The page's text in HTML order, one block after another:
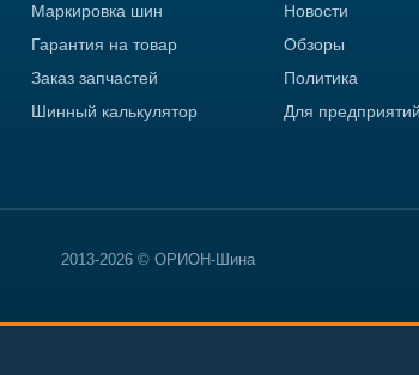
Маркировка шин
Гарантия на товар
Заказ запчастей
Шинный калькулятор
Новости
Обзоры
Политика
Для предприятий
2013-2026 © ОРИОН-Шина